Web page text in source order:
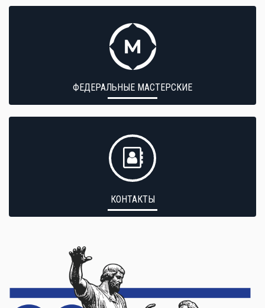
ФЕДЕРАЛЬНЫЕ МАСТЕРСКИЕ
КОНТАКТЫ